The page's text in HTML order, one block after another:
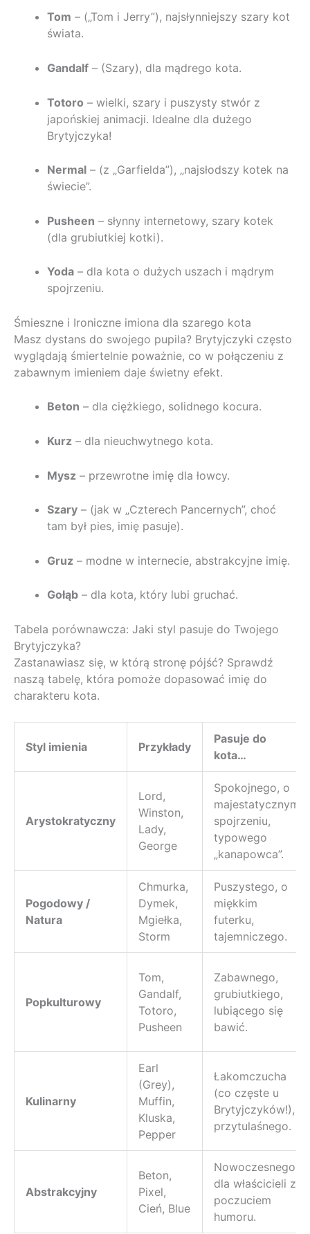
Tom – („Tom i Jerry”), najsłynniejszy szary kot
świata.
Gandalf – (Szary), dla mądrego kota.
Totoro – wielki, szary i puszysty stwór z
japońskiej animacji. Idealne dla dużego
Brytyjczyka!
Nermal – (z „Garfielda”), „najsłodszy kotek na
świecie”.
Pusheen – słynny internetowy, szary kotek
(dla grubiutkiej kotki).
Yoda – dla kota o dużych uszach i mądrym
spojrzeniu.
Śmieszne i Ironiczne imiona dla szarego kota
Masz dystans do swojego pupila? Brytyjczyki często
wyglądają śmiertelnie poważnie, co w połączeniu z
zabawnym imieniem daje świetny efekt.
Beton – dla ciężkiego, solidnego kocura.
Kurz – dla nieuchwytnego kota.
Mysz – przewrotne imię dla łowcy.
Szary – (jak w „Czterech Pancernych”, choć
tam był pies, imię pasuje).
Gruz – modne w internecie, abstrakcyjne imię.
Gołąb – dla kota, który lubi gruchać.
Tabela porównawcza: Jaki styl pasuje do Twojego
Brytyjczyka?
Zastanawiasz się, w którą stronę pójść? Sprawdź
naszą tabelę, która pomoże dopasować imię do
charakteru kota.
Styl imienia Przykłady
Pasuje do
kota…
Arystokratyczny
Lord,
Winston,
Lady,
George
Spokojnego, o
majestatycznym
spojrzeniu,
typowego
„kanapowca”.
Pogodowy /
Natura
Chmurka,
Dymek,
Mgiełka,
Storm
Puszystego, o
miękkim
futerku,
tajemniczego.
Popkulturowy
Tom,
Gandalf,
Totoro,
Pusheen
Zabawnego,
grubiutkiego,
lubiącego się
bawić.
Kulinarny
Earl
(Grey),
Muffin,
Kluska,
Pepper
Łakomczucha
(co częste u
Brytyjczyków!),
przytulaśnego.
Abstrakcyjny
Beton,
Pixel,
Cień, Blue
Nowoczesnego,
dla właścicieli z
poczuciem
humoru.